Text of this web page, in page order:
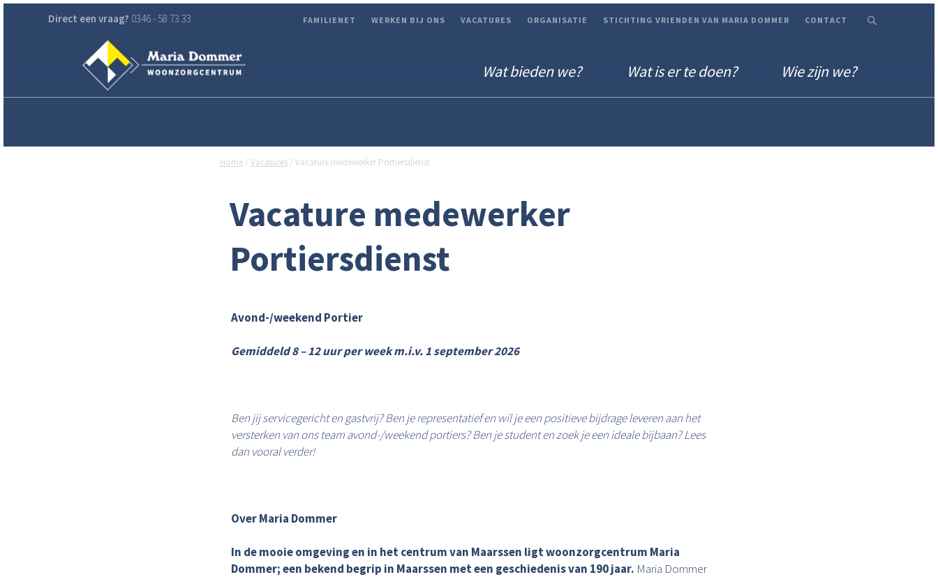
Direct een vraag? 0346 - 58 73 33 FAMILIENET WERKEN BIJ ONS VACATURES ORGANISATIE STICHTING VRIENDEN VAN MARIA DOMMER CONTACT
Wat bieden we? Wat is er te doen? Wie zijn we?
Home / Vacatures / Vacature medewerker Portiersdienst
Vacature medewerker
Portiersdienst
Avond-/weekend Portier
Gemiddeld 8 – 12 uur per week m.i.v. 1 september 2026
Ben jij servicegericht en gastvrij? Ben je representatief en wil je een positieve bijdrage leveren aan het
versterken van ons team avond-/weekend portiers? Ben je student en zoek je een ideale bijbaan? Lees
dan vooral verder!
Over Maria Dommer
In de mooie omgeving en in het centrum van Maarssen ligt woonzorgcentrum Maria
Dommer; een bekend begrip in Maarssen met een geschiedenis van 190 jaar. Maria Dommer